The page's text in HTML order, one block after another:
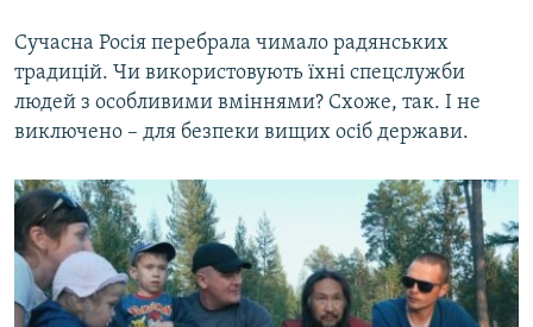
Сучасна Росія перебрала чимало радянських
традицій. Чи використовують їхні спецслужби
людей з особливими вміннями? Схоже, так. І не
виключено – для безпеки вищих осіб держави.